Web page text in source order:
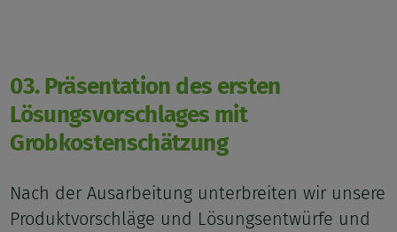
03. Präsentation des ersten
Lösungsvorschlages mit
Grobkostenschätzung
Nach der Ausarbeitung unterbreiten wir unsere
Produktvorschläge und Lösungsentwürfe und